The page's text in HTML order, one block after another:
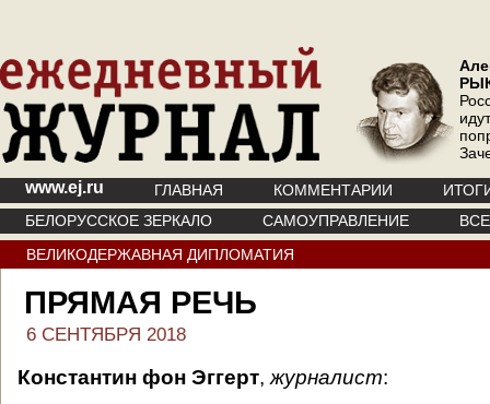
www.ej.ru ГЛАВНАЯ КОММЕНТАРИИ
БЕЛОРУССКОЕ ЗЕРКАЛО
САМОУПРАВЛЕНИЕ
ВЕЛИКОДЕРЖАВНАЯ ДИПЛОМАТИЯ
ПРЯМАЯ РЕЧЬ
6 СЕНТЯБРЯ 2018
Константин фон Эггерт, журналист: